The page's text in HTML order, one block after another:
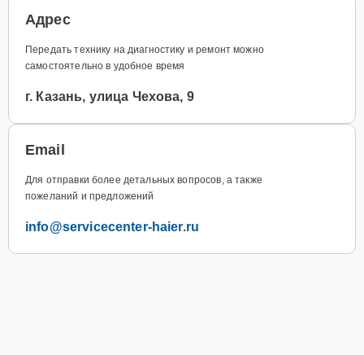
Адрес
Передать технику на диагностику и ремонт можно
самостоятельно в удобное время
г. Казань, улица Чехова, 9
Email
Для отправки более детальных вопросов, а также
пожеланий и предложений
info@servicecenter-haier.ru